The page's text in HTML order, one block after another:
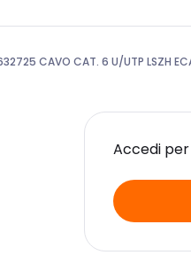
CAVO CAT. 6 U/UTP LSZH
Accedi